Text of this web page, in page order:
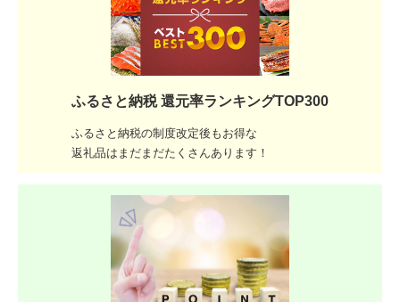
ふるさと納税 還元率ランキングTOP300
ふるさと納税の制度改定後もお得な
返礼品はまだまだたくさんあります！